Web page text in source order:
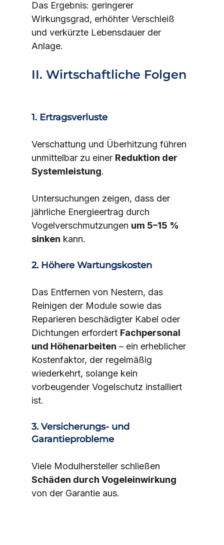
Das Ergebnis: geringerer
Wirkungsgrad, erhöhter Verschleiß
und verkürzte Lebensdauer der
Anlage.
II. Wirtschaftliche Folgen
1. Ertragsverluste
Verschattung und Überhitzung führen
unmittelbar zu einer Reduktion der
Systemleistung.
Untersuchungen zeigen, dass der
jährliche Energieertrag durch
Vogelverschmutzungen um 5–15 %
sinken kann.
2. Höhere Wartungskosten
Das Entfernen von Nestern, das
Reinigen der Module sowie das
Reparieren beschädigter Kabel oder
Dichtungen erfordert Fachpersonal
und Höhenarbeiten – ein erheblicher
Kostenfaktor, der regelmäßig
wiederkehrt, solange kein
vorbeugender Vogelschutz installiert
ist.
3. Versicherungs- und
Garantieprobleme
Viele Modulhersteller schließen
Schäden durch Vogeleinwirkung
von der Garantie aus.